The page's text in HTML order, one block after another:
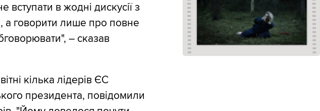
вступати в жодні дискусії з
а говорити лише про повне
– сказав
кілька лідерів ЄС
президента, повідомили